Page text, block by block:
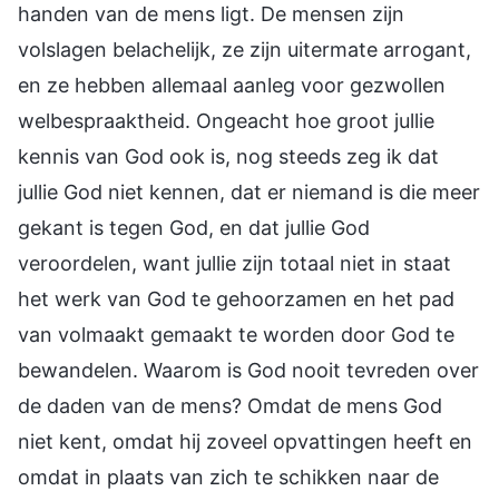
handen van de mens ligt. De mensen zijn
volslagen belachelijk, ze zijn uitermate arrogant,
en ze hebben allemaal aanleg voor gezwollen
welbespraaktheid. Ongeacht hoe groot jullie
kennis van God ook is, nog steeds zeg ik dat
jullie God niet kennen, dat er niemand is die meer
gekant is tegen God, en dat jullie God
veroordelen, want jullie zijn totaal niet in staat
het werk van God te gehoorzamen en het pad
van volmaakt gemaakt te worden door God te
bewandelen. Waarom is God nooit tevreden over
de daden van de mens? Omdat de mens God
niet kent, omdat hij zoveel opvattingen heeft en
omdat in plaats van zich te schikken naar de